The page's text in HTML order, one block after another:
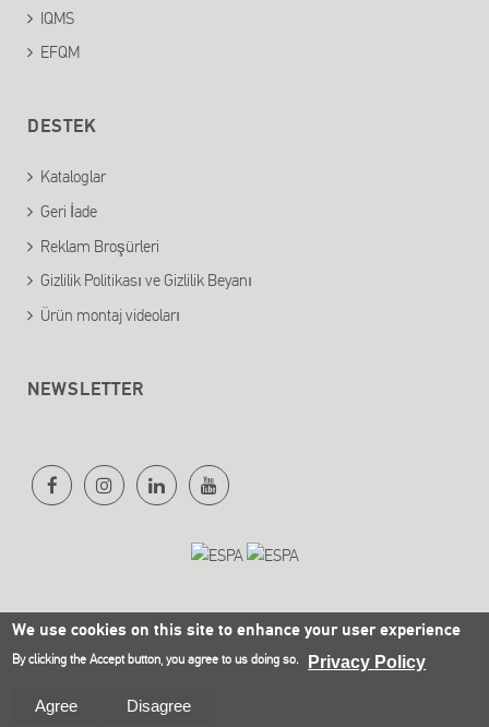
IQMS
EFQM
DESTEK
Kataloglar
Geri İade
Reklam Broşürleri
Gizlilik Politikası ve Gizlilik Beyanı
Ürün montaj videoları
NEWSLETTER
We use cookies on this site to enhance your user experience
By clicking the Accept button, you agree to us doing so. Privacy Policy
Agree Disagree